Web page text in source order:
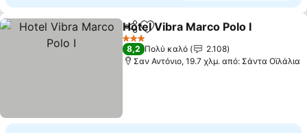
Κοινοποίηση
Προσθήκη στα αγαπημένα
Hotel Vibra Marco Polo I
3 Αστέρια
8,2 Πολύ καλό
2.108
Σαν Αντόνιο, 19.7 χλμ. από: Σάντα Οϊλάλια